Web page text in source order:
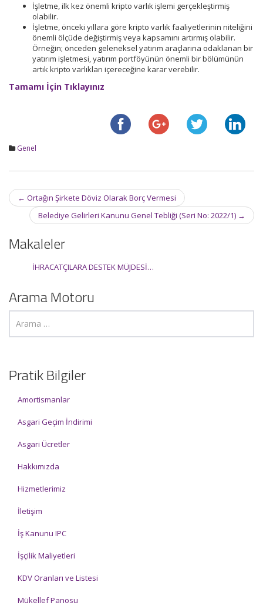
İşletme, ilk kez önemli kripto varlık işlemi gerçekleştirmiş
olabilir.
İşletme, önceki yıllara göre kripto varlık faaliyetlerinin niteliğini
önemli ölçüde değiştirmiş veya kapsamını artırmış olabilir.
Örneğin; önceden geleneksel yatırım araçlarına odaklanan bir
yatırım işletmesi, yatırım portföyünün önemli bir bölümünün
artık kripto varlıkları içereceğine karar verebilir.
Tamamı İçin Tıklayınız
Genel
Post
navigation
← Ortağın Şirkete Döviz Olarak Borç Vermesi
Belediye Gelirleri Kanunu Genel Tebliği (Seri No: 2022/1) →
Makaleler
İHRACATÇILARA DESTEK MÜJDESİ…
Arama Motoru
Pratik Bilgiler
Amortismanlar
Asgari Geçim İndirimi
Asgari Ücretler
Hakkımızda
Hizmetlerimiz
İletişim
İş Kanunu IPC
İşçilik Maliyetleri
KDV Oranları ve Listesi
Mükellef Panosu